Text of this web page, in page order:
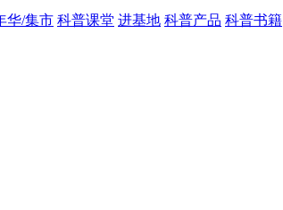
华/集市 科普课堂 进基地 科普产品 科普书籍